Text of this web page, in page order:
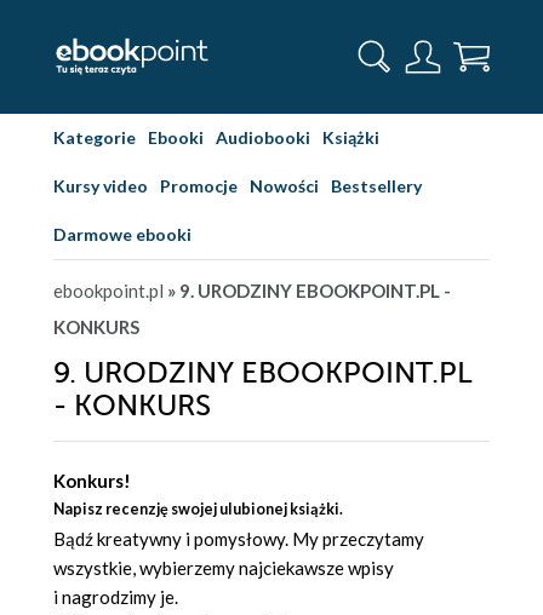
Kategorie Ebooki Audiobooki Książki
Kursy video Promocje Nowości Bestsellery
Darmowe ebooki
ebookpoint.pl » 9. URODZINY EBOOKPOINT.PL -
KONKURS
9. URODZINY EBOOKPOINT.PL
- KONKURS
Konkurs!
Napisz recenzję swojej ulubionej książki.
Bądź kreatywny i pomysłowy. My przeczytamy
wszystkie, wybierzemy najciekawsze wpisy
i nagrodzimy je.